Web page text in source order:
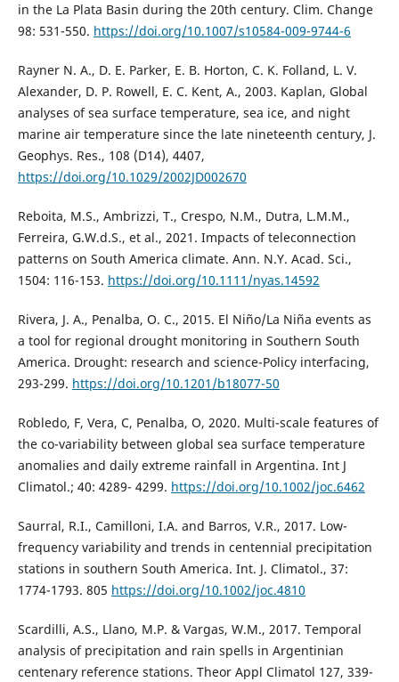
in the La Plata Basin during the 20th century. Clim. Change
98: 531-550. https://doi.org/10.1007/s10584-009-9744-6
Rayner N. A., D. E. Parker, E. B. Horton, C. K. Folland, L. V.
Alexander, D. P. Rowell, E. C. Kent, A., 2003. Kaplan, Global
analyses of sea surface temperature, sea ice, and night
marine air temperature since the late nineteenth century, J.
Geophys. Res., 108 (D14), 4407,
https://doi.org/10.1029/2002JD002670
Reboita, M.S., Ambrizzi, T., Crespo, N.M., Dutra, L.M.M.,
Ferreira, G.W.d.S., et al., 2021. Impacts of teleconnection
patterns on South America climate. Ann. N.Y. Acad. Sci.,
1504: 116-153. https://doi.org/10.1111/nyas.14592
Rivera, J. A., Penalba, O. C., 2015. El Niño/La Niña events as
a tool for regional drought monitoring in Southern South
America. Drought: research and science-Policy interfacing,
293-299. https://doi.org/10.1201/b18077-50
Robledo, F, Vera, C, Penalba, O, 2020. Multi-scale features of
the co-variability between global sea surface temperature
anomalies and daily extreme rainfall in Argentina. Int J
Climatol.; 40: 4289- 4299. https://doi.org/10.1002/joc.6462
Saurral, R.I., Camilloni, I.A. and Barros, V.R., 2017. Low-
frequency variability and trends in centennial precipitation
stations in southern South America. Int. J. Climatol., 37:
1774-1793. 805 https://doi.org/10.1002/joc.4810
Scardilli, A.S., Llano, M.P. & Vargas, W.M., 2017. Temporal
analysis of precipitation and rain spells in Argentinian
centenary reference stations. Theor Appl Climatol 127, 339-